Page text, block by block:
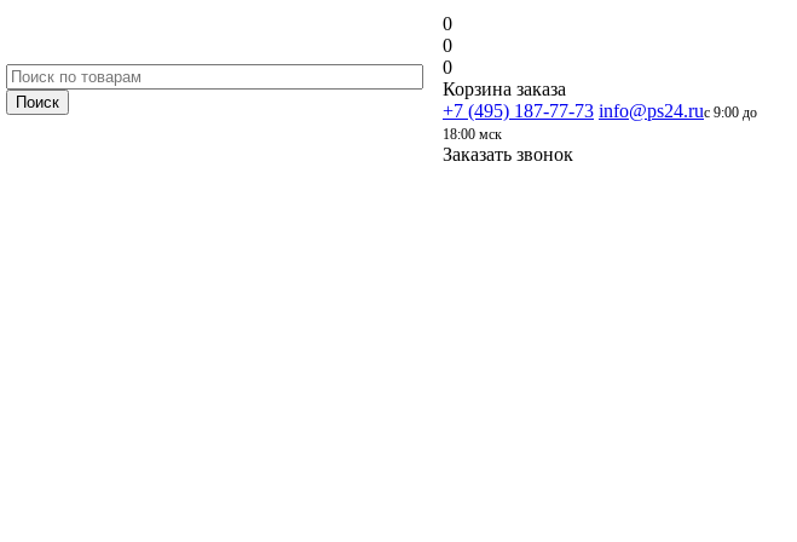
0
0
0
Корзина заказа
+7 (495) 187-77-73 info@ps24.ruс 9:00 до
18:00 мск
Заказать звонок